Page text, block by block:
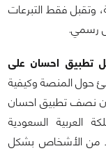
وتقبل فقط التبرعات
رسمي.
تطبيق احسان على
حول المنصة وكيفية
أن نصف تطبيق احسان
العربية السعودية
من الأشخاص بشكل